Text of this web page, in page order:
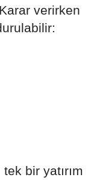
verirken
bir yatırım